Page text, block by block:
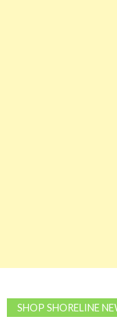
SHOP SHORELINE